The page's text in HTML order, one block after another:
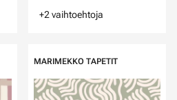
+2 vaihtoehtoja
MARIMEKKO TAPETIT